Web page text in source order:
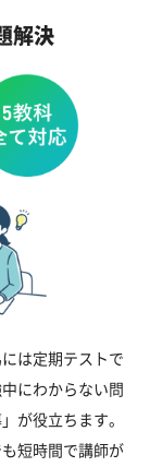
解決
は定期テストで
にわからない問
が役立ちます。
短時間で講師が